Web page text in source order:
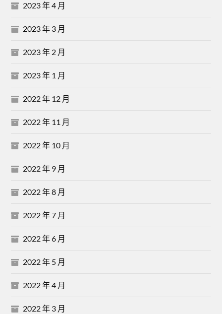
2023 年 4 月
2023 年 3 月
2023 年 2 月
2023 年 1 月
2022 年 12 月
2022 年 11 月
2022 年 10 月
2022 年 9 月
2022 年 8 月
2022 年 7 月
2022 年 6 月
2022 年 5 月
2022 年 4 月
2022 年 3 月